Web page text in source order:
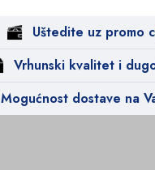
Uštedite uz promo
Vrhunski kvalitet i
Mogućnost dostave na